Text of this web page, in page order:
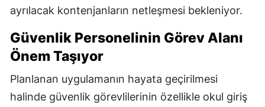
ayrılacak kontenjanların netleşmesi bekleniyor.
Güvenlik Personelinin Görev Alanı
Önem Taşıyor
Planlanan uygulamanın hayata geçirilmesi
halinde güvenlik görevlilerinin özellikle okul giriş